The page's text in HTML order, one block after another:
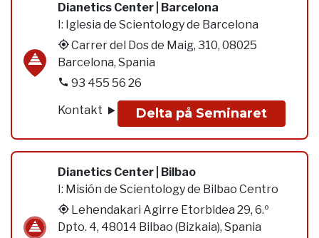
Dianetics Center | Barcelona
I: Iglesia de Scientology de Barcelona
Carrer del Dos de Maig, 310, 08025
Barcelona, Spania
93 455 56 26
Kontakt
Delta på Seminaret
Dianetics Center | Bilbao
I: Misión de Scientology de Bilbao Centro
Lehendakari Agirre Etorbidea 29, 6.º
Dpto. 4, 48014 Bilbao (Bizkaia), Spania